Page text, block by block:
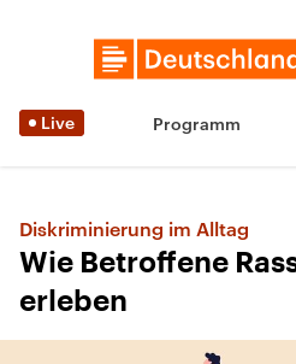
Live Programm
Diskriminierung im Alltag
Wie Betroffene
erleben